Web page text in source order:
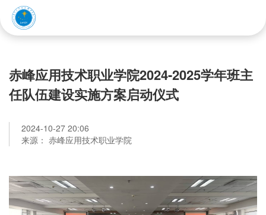
赤峰应用技术职业学院2024-2025学年班主
任队伍建设实施方案启动仪式
2024-10-27 20:06
来源： 赤峰应用技术职业学院